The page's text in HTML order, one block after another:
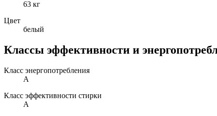
63 кг
Цвет
белый
Классы эффективности и
Класс энергопотребления
A
Класс эффективности стирки
A